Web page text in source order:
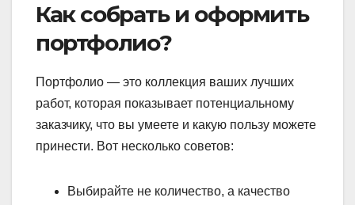
Как собрать и оформить
портфолио?
Портфолио — это коллекция ваших лучших
работ, которая показывает потенциальному
заказчику, что вы умеете и какую пользу можете
принести. Вот несколько советов:
Выбирайте не количество, а качество